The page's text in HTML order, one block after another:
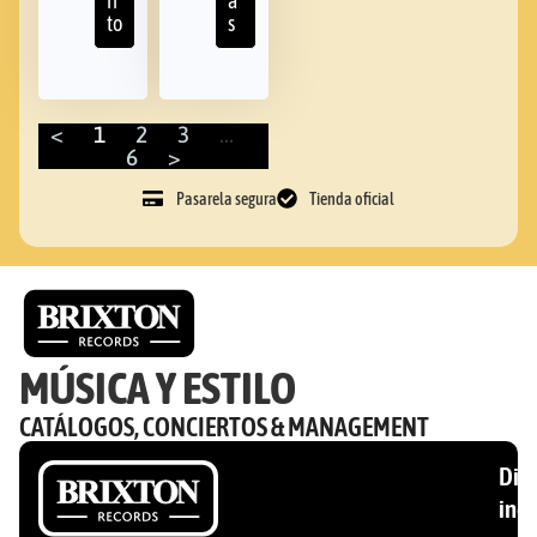
to
s
< 1 2 3
…
6
>
Pasarela segura Tienda oficial
MÚSICA Y ESTILO
CATÁLOGOS, CONCIERTOS & MANAGEMENT